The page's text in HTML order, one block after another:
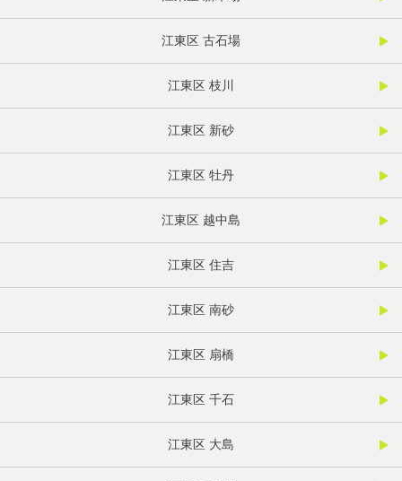
江東区 古石場
江東区 枝川
江東区 新砂
江東区 牡丹
江東区 越中島
江東区 住吉
江東区 南砂
江東区 扇橋
江東区 千石
江東区 大島